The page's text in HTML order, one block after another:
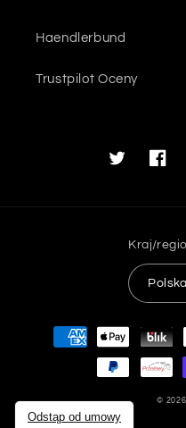
Haendlerbund
Trustpilot Oceny
Twitter
Kraj/
Polska
Metody
płatności
©
Odstąp od umowy